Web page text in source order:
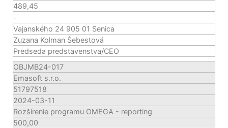
489,45
-
Vajanského 24 905 01 Senica
Zuzana Kolman Šebestová
Predseda predstavenstva/CEO
OBJMB24-017
Emasoft s.r.o.
51797518
2024-03-11
Rozšírenie programu OMEGA - reporting
500,00